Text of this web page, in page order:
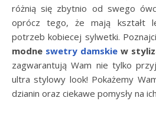
różnią się zbytnio od swego
oprócz tego, że mają kształt
potrzeb kobiecej sylwetki.
modne swetry damskie w
zagwarantują Wam nie tylko
ultra stylowy look! Pokażemy
dzianin oraz ciekawe pomysły na